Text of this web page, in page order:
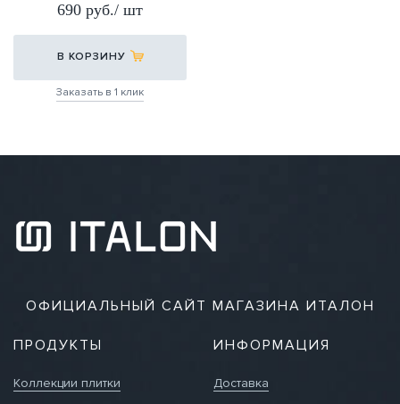
690 руб./ шт
В КОРЗИНУ
Заказать в 1 клик
ОФИЦИАЛЬНЫЙ САЙТ МАГАЗИНА ИТАЛОН
ИНФОРМАЦИЯ
Доставка
ПРОДУКТЫ
Коллекции плитки